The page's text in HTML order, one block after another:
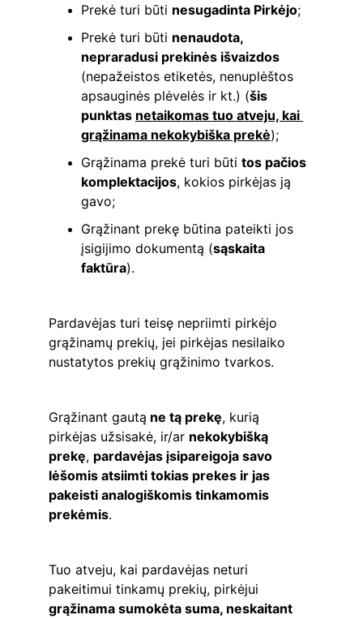
Prekė turi būti nesugadinta Pirkėjo;
Prekė turi būti nenaudota,
nepraradusi prekinės išvaizdos
(nepažeistos etiketės, nenuplėštos
apsauginės plėvelės ir kt.) (šis
punktas netaikomas tuo atveju, kai
grąžinama nekokybiška prekė);
Grąžinama prekė turi būti tos pačios
komplektacijos, kokios pirkėjas ją
gavo;
Grąžinant prekę būtina pateikti jos
įsigijimo dokumentą (sąskaita
faktūra).
Pardavėjas turi teisę nepriimti pirkėjo
grąžinamų prekių, jei pirkėjas nesilaiko
nustatytos prekių grąžinimo tvarkos.
Grąžinant gautą ne tą prekę, kurią
pirkėjas užsisakė, ir/ar nekokybišką
prekę, pardavėjas įsipareigoja savo
lėšomis atsiimti tokias prekes ir jas
pakeisti analogiškomis tinkamomis
prekėmis.
Tuo atveju, kai pardavėjas neturi
pakeitimui tinkamų prekių, pirkėjui
grąžinama sumokėta suma, neskaitant